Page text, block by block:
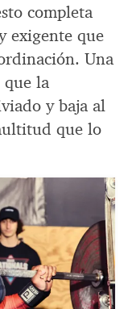
completa
exigente que
Una
que la
y baja al
que lo